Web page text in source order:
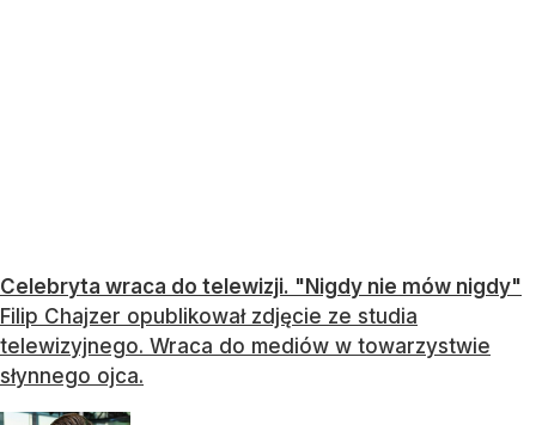
Celebryta wraca do telewizji. "Nigdy nie mów nigdy"
Filip Chajzer opublikował zdjęcie ze studia
telewizyjnego. Wraca do mediów w towarzystwie
słynnego ojca.